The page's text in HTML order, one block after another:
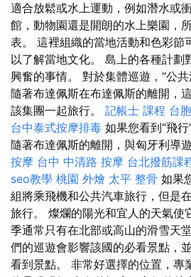
適合放鬆或水上運動，例如潛水或
館，動物園還是開朗的水上樂園，
表。 這裡組織的當地活動和色彩節
以了解當地文化。 島上的各種計劃
興奮的事情。 對於集體巡遊，“公共
隨著布達佩斯在布達佩斯的離開，
該集團一起旅行。 記帳士 課程 台
台中泰式按摩排毒 如果您看到“飛
隨著布達佩斯的離開，與匈牙利導
按摩 台中 中清路 按摩 台北撥筋課
seo教學 桃園 外燴 太平 整骨 如果
組將乘飛機和公共汽車旅行，但是
旅行。 燦爛的陽光和宜人的天氣使
季通常只有在北部或高山的滑雪天
們的巡遊會影響該國的必看景點，
看到景點。 非常好選擇的位置，專